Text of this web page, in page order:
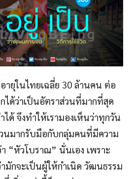
ายุในไทยเฉลี่ย 30 ล้านคน ต่อ
ได้ว่าเป็นอัตราส่วนที่มากที่สุด
ได้ จึงทำให้เรามองเห็นว่าทุกวัน
นมากรับมือกับกลุ่มคนที่มีความ
“หัวโบราณ” นั่นเอง เพราะ
กจะเป็นผู้ให้กำเนิด วัฒนธรรม